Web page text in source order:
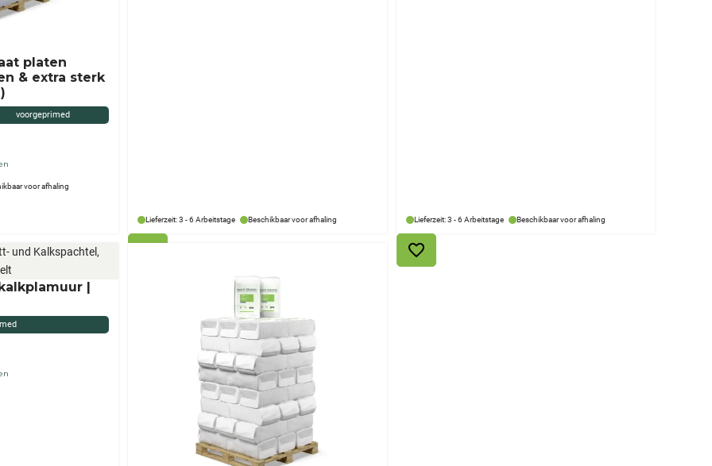
voorgeprimed
platen
& extra sterk
voor afhaling
Lieferzeit: 3 - 6 Arbeitstage Beschikbaar voor afhaling Lieferzeit: 3 - 6 Arbeitstage Beschikbaar voor afhaling
|